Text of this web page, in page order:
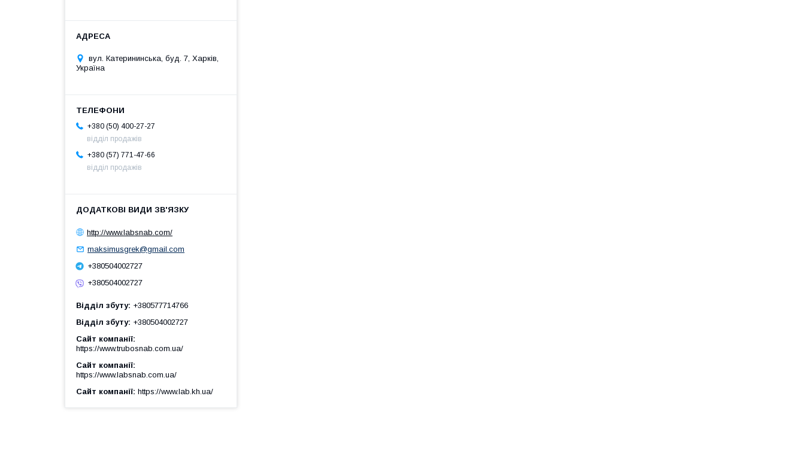
вул. Катерининська, буд. 7, Харків,
Україна
+380 (50) 400-27-27
відділ продажів
+380 (57) 771-47-66
відділ продажів
http://www.labsnab.com/
maksimusgrek@gmail.com
+380504002727
+380504002727
Відділ збуту +380577714766
Відділ збуту +380504002727
Сайт компанії
https://www.trubosnab.com.ua/
Сайт компанії
https://www.labsnab.com.ua/
Сайт компанії https://www.lab.kh.ua/